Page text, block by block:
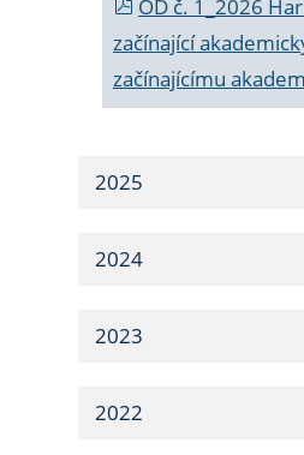
OD č. 1_2026
začínající
začínajícímu
2025
2024
2023
2022